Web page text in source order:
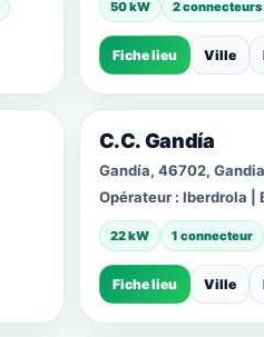
50 kW 2 connecteurs
Fiche lieu Ville
C.C. Gandía
Gandía, 46702,
Opérateur : Iberdrola |
22 kW 1 connecteur
Fiche lieu Ville